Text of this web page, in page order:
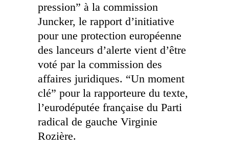
pression” à la commission
Juncker, le rapport d’initiative
pour une protection européenne
des lanceurs d’alerte vient d’être
voté par la commission des
affaires juridiques. “Un moment
clé” pour la rapporteure du texte,
l’eurodéputée française du Parti
radical de gauche Virginie
Rozière.